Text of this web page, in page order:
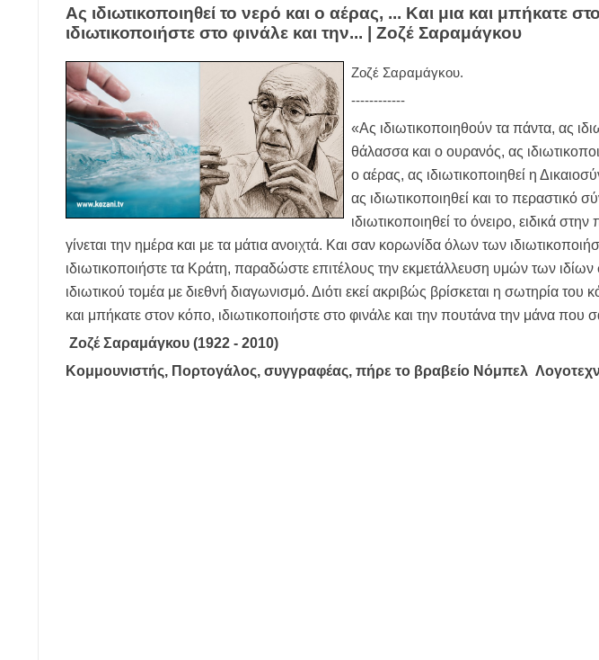
Ας ιδιωτικοποιηθεί το νερό και ο αέρας, ... Και μια και μπήκατε
ιδιωτικοποιήστε στο φινάλε και την... | Ζοζέ Σαραμάγκου
Ζοζέ Σαραμάγκου.
------------
«Ας ιδιωτικοποιηθούν τα πάντα, ας
θάλασσα και ο ουρανός, ας
ο αέρας, ας ιδιωτικοποιηθεί η
ας ιδιωτικοποιηθεί και το περαστικό
ιδιωτικοποιηθεί το όνειρο, ειδικά
γίνεται την ημέρα και με τα μάτια ανοιχτά. Και σαν κορωνίδα όλων των
ιδιωτικοποιήστε τα Κράτη, παραδώστε επιτέλους την εκμετάλλευση υμών των ιδίων
ιδιωτικού τομέα με διεθνή διαγωνισμό. Διότι εκεί ακριβώς βρίσκεται η σωτηρία
και μπήκατε στον κόπο, ιδιωτικοποιήστε στο φινάλε και την πουτάνα την μάνα που
Ζοζέ Σαραμάγκου (1922 - 2010)
Κομμουνιστής, Πορτογάλος, συγγραφέας, πήρε το βραβείο Νόμπελ